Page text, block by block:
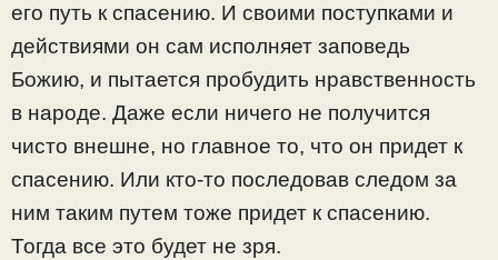
его путь к спасению. И своими поступками и
действиями он сам исполняет заповедь
Божию, и пытается пробудить нравственность
в народе. Даже если ничего не получится
чисто внешне, но главное то, что он придет к
спасению. Или кто-то последовав следом за
ним таким путем тоже придет к спасению.
Тогда все это будет не зря.